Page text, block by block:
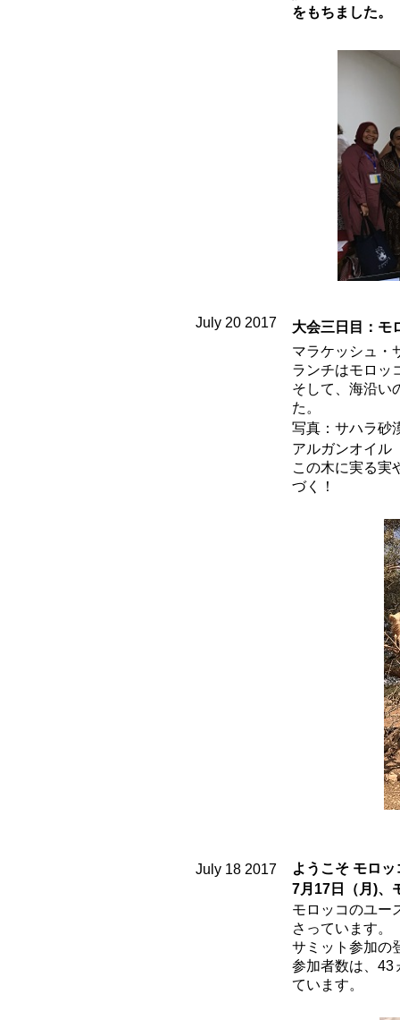
をもちました。
July 20 2017
大会三日目：
マラケッシュ・
ランチはモロッ
そして、海沿い
た。
写真：サハラ砂
アルガンオイル
この木に実る実
づく！
July 18 2017
ようこそ モロッ
7月17日（月)、
モロッコのユー
さっています。
サミット参加の
参加者数は、43
ています。